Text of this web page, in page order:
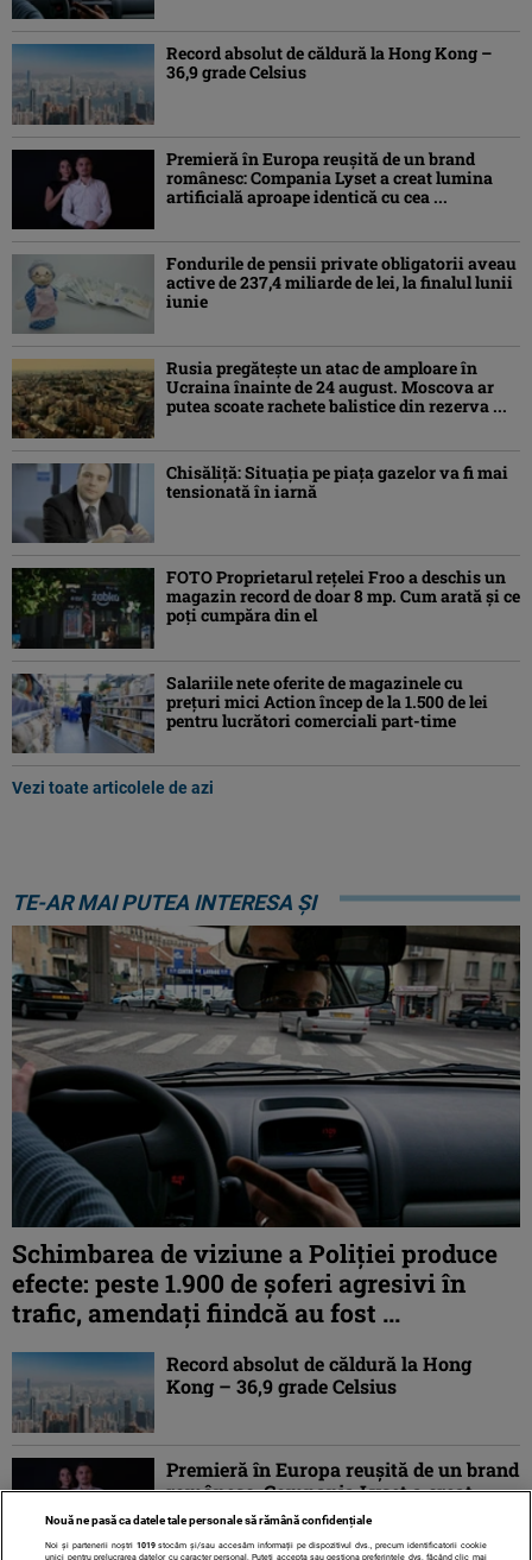
Record absolut de căldură la Hong Kong –
36,9 grade Celsius
Premieră în Europa reușită de un brand
românesc: Compania Lyset a creat lumina
artificială aproape identică cu cea ...
Fondurile de pensii private obligatorii aveau
active de 237,4 miliarde de lei, la finalul lunii
iunie
Rusia pregătește un atac de amploare în
Ucraina înainte de 24 august. Moscova ar
putea scoate rachete balistice din rezerva ...
Chisăliţă: Situaţia pe piaţa gazelor va fi mai
tensionată în iarnă
FOTO Proprietarul rețelei Froo a deschis un
magazin record de doar 8 mp. Cum arată și ce
poți cumpăra din el
Salariile nete oferite de magazinele cu
prețuri mici Action încep de la 1.500 de lei
pentru lucrători comerciali part-time
Vezi toate articolele de azi
TE-AR MAI PUTEA INTERESA ȘI
Schimbarea de viziune a Poliţiei produce
efecte: peste 1.900 de şoferi agresivi în
trafic, amendaţi fiindcă au fost ...
Record absolut de căldură la Hong
Kong – 36,9 grade Celsius
Premieră în Europa reușită de un brand
românesc: Compania Lyset a creat
lumina artificială aproape identică cu
cea ...
Nouă ne pasă ca datele tale personale să rămână confidențiale
Noi și partenerii noștri 1019stocăm și/sau accesăm informații pe dispozitivul dvs., precum identificatorii cookie
unici pentru prelucrarea datelor cu caracter personal. Puteți accepta sau gestiona preferințele dvs. făcând clic mai